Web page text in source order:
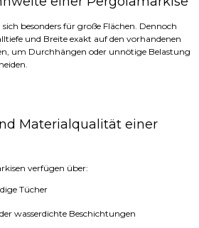
besonders für große Flächen. Dennoch
und Breite exakt auf den vorhandenen
um Durchhängen oder unnötige Belastung
Materialqualität einer
verfügen über:
Tücher
wasserdichte Beschichtungen